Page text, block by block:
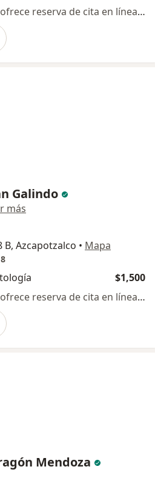
Este especialista no ofrece reserva de cita en línea en esta dirección.
Galindo
más
B, Azcapotzalco • Mapa
$1,500
Este especialista no ofrece reserva de cita en línea en esta dirección.
Mendoza